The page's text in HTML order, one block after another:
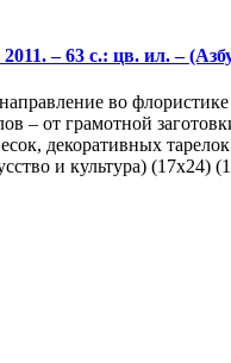
– 63 с.: цв. ил. –
во
– от грамотной
декоративных
и культура) (17х24)